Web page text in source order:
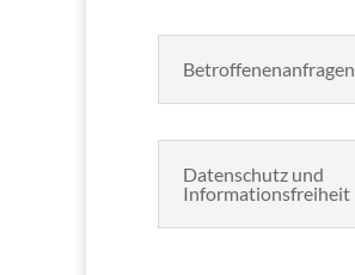
Betroffenenanfragen
Datenschutz und
Informationsfreiheit